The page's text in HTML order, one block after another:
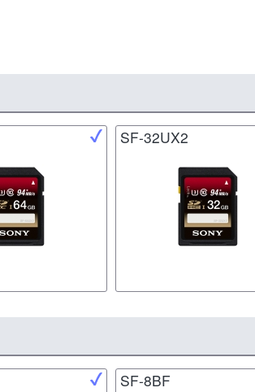
SF-32UX2
SF-8BF